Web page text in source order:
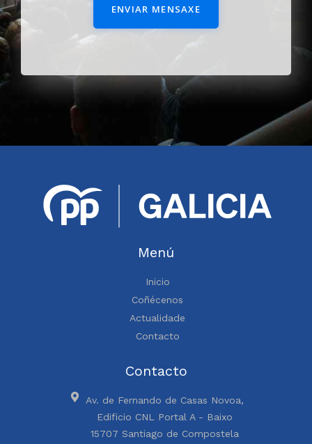
ENVIAR MENSAXE
Menú
Inicio
Coñécenos
Actualidade
Contacto
Contacto
Av. de Fernando de Casas Novoa,
Edificio CNL Portal A - Baixo
15707 Santiago de Compostela